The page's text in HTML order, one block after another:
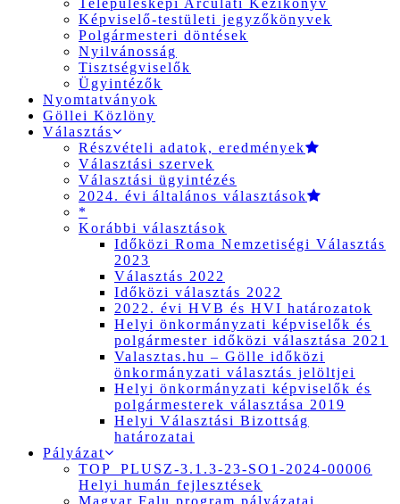
Településképi Arculati Kézikönyv
Képviselő-testületi jegyzőkönyvek
Polgármesteri döntések
Nyilvánosság
Tisztségviselők
Ügyintézők
Nyomtatványok
Göllei Közlöny
Választás
Részvételi adatok, eredmények
Választási szervek
Választási ügyintézés
2024. évi általános választások
*
Korábbi választások
Időközi Roma Nemzetiségi Választás
2023
Választás 2022
Időközi választás 2022
2022. évi HVB és HVI határozatok
Helyi önkormányzati képviselők és
polgármester időközi választása 2021
Valasztas.hu – Gölle időközi
önkormányzati választás jelöltjei
Helyi önkormányzati képviselők és
polgármesterek választása 2019
Helyi Választási Bizottság
határozatai
Pályázat
TOP_PLUSZ-3.1.3-23-SO1-2024-00006
Helyi humán fejlesztések
Magyar Falu program pályázatai